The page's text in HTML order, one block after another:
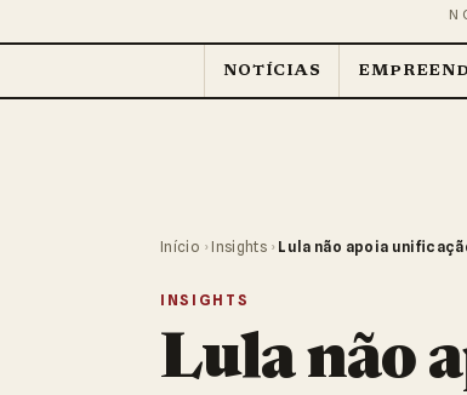
NOTÍCIAS
Início › Insights › Lula não apoia
INSIGHTS
Lula não